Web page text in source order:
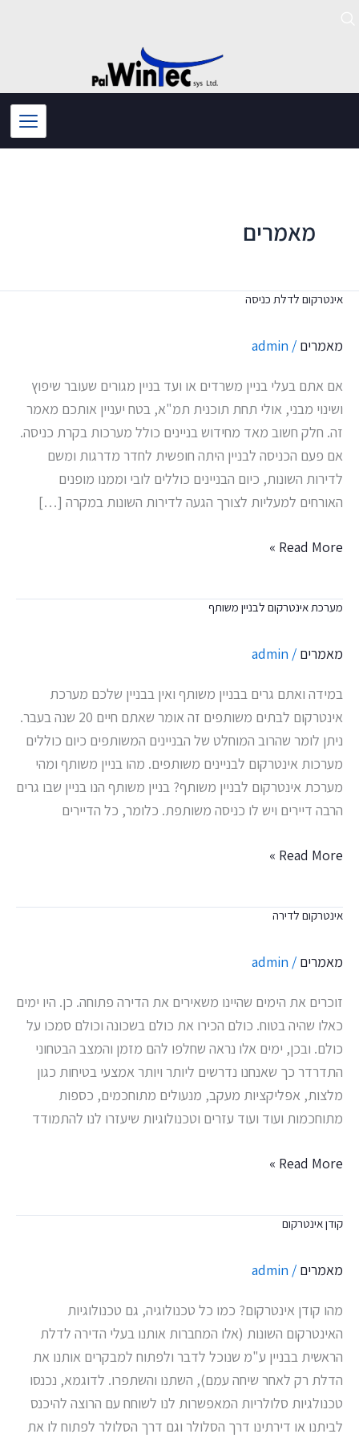
מאמרים
אינטרקום לדלת כניסה
מאמרים /
admin
אם אתם בעלי בניין משרדים או ועד בניין מגורים שעובר שיפוץ
ושינוי מבני, אולי תחת תוכנית תמ"א, בטח יעניין אותכם מאמר
זה. חלק חשוב מאד מחידוש בניינים כולל מערכות בקרת כניסה.
אם פעם הכניסה לבניין היתה חופשית לחדר מדרגות ומשם
לדירות השונות, כיום הבניינים כוללים לובי וממנו מופנים
האורחים למעליות לצורך הגעה לדירות השונות במקרה […]
אינטרקום
כניסה
Read More »
מערכת אינטרקום לבניין משותף
מאמרים /
admin
במידה ואתם גרים בבניין משותף ואין בבניין שלכם מערכת
אינטרקום לבתים משותפים זה אומר שאתם חיים 20 שנה בעבר.
ניתן לומר שהרוב המוחלט של הבניינים המשותפים כיום כוללים
מערכות אינטרקום לבניינים משותפים. מהו בניין משותף ומהי
מערכת אינטרקום לבניין משותף? בניין משותף הנו בניין שבו גרים
הרבה דיירים ויש לו כניסה משותפת. כלומר, כל הדיירים
מערכת
לבניין
Read More »
אינטרקום לדירה
מאמרים /
admin
זוכרים את הימים שהיינו משאירים את הדירה פתוחה. כן. היו ימים
כאלו שהיה בטוח. כולם הכירו את כולם בשכונה וכולם סמכו על
כולם. ובכן, ימים אלו נראה שחלפו להם מזמן והמצב הבטחוני
התדרדר כך שאנחנו נדרשים ליותר ויותר אמצעי בטיחות כגון
מלצות, אפליקציות מעקב, מנעולים מתוחכמים, כספות
מתוחכמות ועוד ועוד עזרים וטכנולוגיות שיעזרו לנו להתמודד
אינטרקום
Read More »
קודן אינטרקום
מאמרים /
admin
מהו קודן אינטרקום? כמו כל טכנולוגיה, גם טכנולוגיות
האינטרקום השונות (אלו המחברות אותנו בעלי הדירה לדלת
הראשית בבניין ע"מ שנוכל לדבר ולפתוח למבקרים אותנו את
הדלת רק לאחר שיחה עמם), השתנו והשתפרו. לדוגמא, נכנסו
טכנולגיות סלולריות המאפשרות לנו לשוחח עם הרוצה להיכנס
לביתנו או דירתינו דרך הסלולר וגם דרך הסלולר לפתוח לו את
קודן